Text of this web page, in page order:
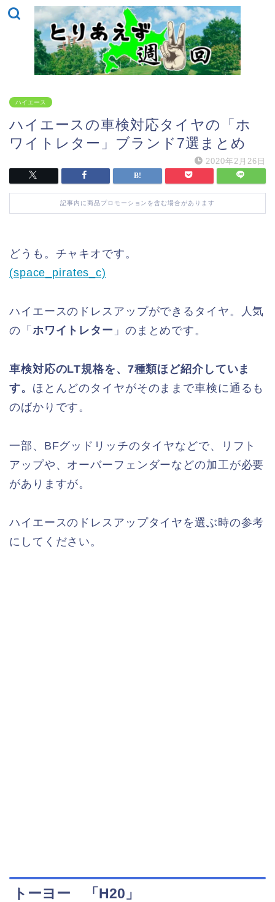
ハイエース
ハイエースの車検対応タイヤの「ホ
ワイトレター」ブランド7選まとめ
2020年2月26日
記事内に商品プロモーションを含む場合があります
どうも。チャキオです。
(space_pirates_c)
ハイエースのドレスアップができるタイヤ。人気
の「 ホワイトレター 」のまとめです。
車検対応のLT規格を、7種類ほど紹介していま
す。 ほとんどのタイヤがそのままで車検に通るも
のばかりです。
一部、BFグッドリッチのタイヤなどで、リフト
アップや、オーバーフェンダーなどの加工が必要
がありますが。
ハイエースのドレスアップタイヤを選ぶ時の参考
にしてください。
トーヨー 「H20」